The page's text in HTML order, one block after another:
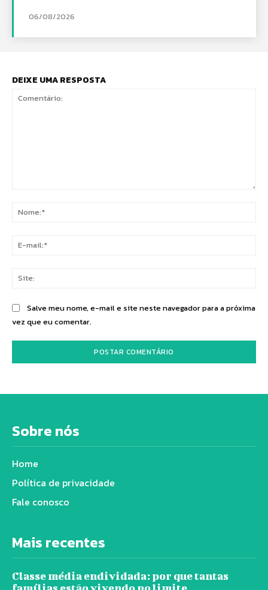
06/08/2026
DEIXE UMA RESPOSTA
Salve meu nome, e-mail e site neste navegador para a próxima
vez que eu comentar.
Sobre nós
Home
Política de privacidade
Fale conosco
Mais recentes
Classe média endividada: por que tantas